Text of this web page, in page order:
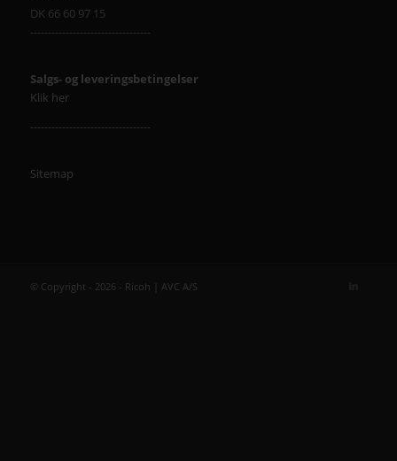
DK 66 60 97 15
----------------------------------
Salgs- og leveringsbetingelser
Klik her
----------------------------------
Sitemap
© Copyright - 2026 - Ricoh | AVC A/S